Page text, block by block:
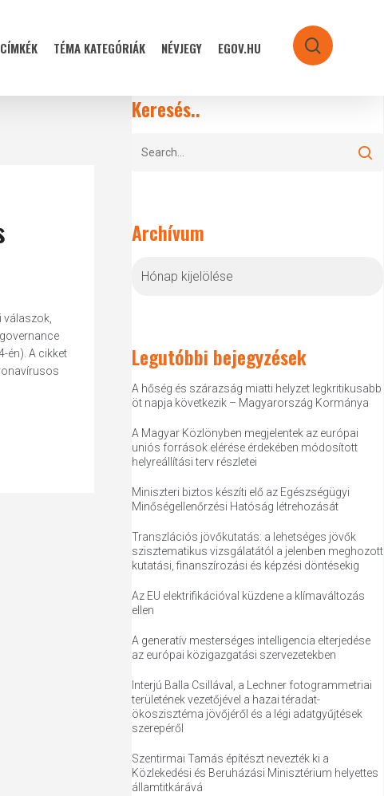
CÍMKÉK TÉMA KATEGÓRIÁK NÉVJEGY EGOV.HU search
válaszok,
én). A cikket
Keresés..
Archívum
Legutóbbi bejegyzések
A hőség és szárazság miatti helyzet legkritikusabb
öt napja következik – Magyarország Kormánya
A Magyar Közlönyben megjelentek az európai
uniós források elérése érdekében módosított
helyreállítási terv részletei
Miniszteri biztos készíti elő az Egészségügyi
Minőségellenőrzési Hatóság létrehozását
Transzlációs jövőkutatás: a lehetséges jövők
szisztematikus vizsgálatától a jelenben meghozott
kutatási, finanszírozási és képzési döntésekig
Az EU elektrifikációval küzdene a klímaváltozás
ellen
A generatív mesterséges intelligencia elterjedése
az európai közigazgatási szervezetekben
Interjú Balla Csillával, a Lechner fotogrammetriai
területének vezetőjével a hazai téradat-
ökoszisztéma jövőjéről és a légi adatgyűjtések
szerepéről
Szentirmai Tamás építészt nevezték ki a
Közlekedési és Beruházási Minisztérium helyettes
államtitkárává